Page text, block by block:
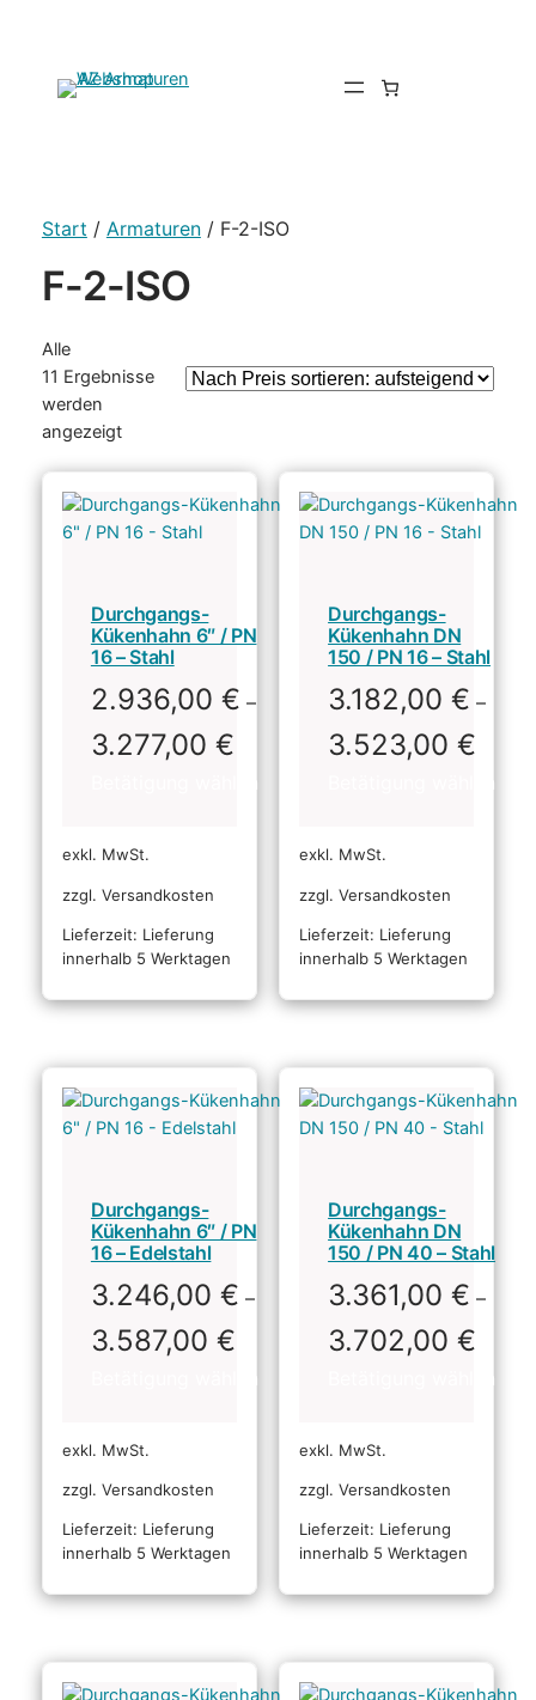
Start / Armaturen/ F-2-ISO
F-2-ISO
Alle
11 Ergebnisse
werden
angezeigtNach
aufsteigend
Durchgangs-
Kükenhahn 6″ / PN
16 – Stahl
2.936,00 € –
3.277,00 €
exkl. MwSt.
zzgl. Versandkosten
Lieferzeit: Lieferung
innerhalb 5 Werktagen
Durchgangs-
Kükenhahn DN
150 / PN 16 – Stahl
3.182,00€ –
3.523,00€
exkl. MwSt.
zzgl. Versandkosten
Lieferzeit: Lieferung
innerhalb 5 Werktagen
Durchgangs-
Kükenhahn 6″ / PN
16 – Edelstahl
3.246,00 € –
3.587,00 €
exkl. MwSt.
zzgl. Versandkosten
Lieferzeit: Lieferung
innerhalb 5 Werktagen
Durchgangs-
Kükenhahn DN
150 / PN 40 – Stahl
3.361,00€ –
3.702,00€
exkl. MwSt.
zzgl. Versandkosten
Lieferzeit: Lieferung
innerhalb 5 Werktagen